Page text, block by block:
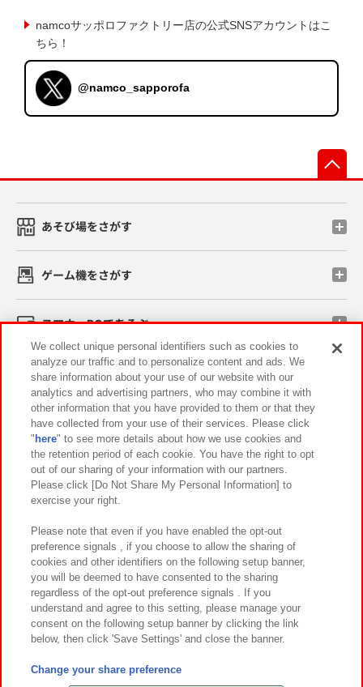
namcoサッポロファクトリー店の公式SNSアカウントはこ
ちら！
@namco_sapporofa
あそび場をさがす
ゲーム機をさがす
スマホ・PCであそぶ
イベント・キャンペーン
関連会社 サステナビリティ サイトポリシー
プライバシーポリシー ウェブアクセシビリティ方針と検証結果
お取引先さまとともに
カスタマーハラスメント対応方針 よくあるご質問・お問い合わせ
©Bandai Namco Amusement Inc.
©Bandai Namco Amusement Lab Inc.
We collect unique personal identifiers such as cookies to
analyze our traffic and to personalize content and ads. We
share information about your use of our website with our
analytics and advertising partners, who may combine it with
other information that you have provided to them or that they
have collected from your use of their services. Please click
" here" to see more details about how we use cookies and
the retention period of each cookie. You have the right to opt
out of our sharing of your information with our partners.
Please click [Do Not Share My Personal Information] to
exercise your right.
Please note that even if you have enabled the opt-out
preference signals , if you choose to allow the sharing of
cookies and other identifiers on the following setup banner,
you will be deemed to have consented to the sharing
regardless of the opt-out preference signals . If you
understand and agree to this setting, please manage your
consent on the following setup banner by clicking the link
below, then click 'Save Settings' and close the banner.
Change your share preference